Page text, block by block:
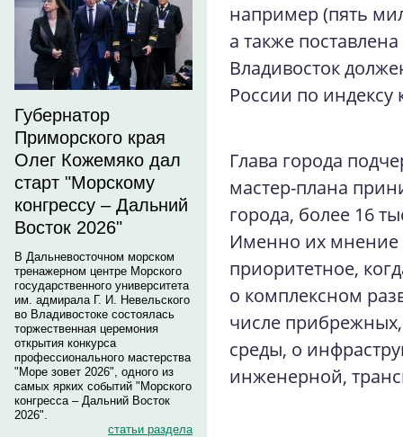
Губернатор
Приморского края
Олег Кожемяко дал
старт "Морскому
конгрессу – Дальний
Восток 2026"
В Дальневосточном морском
тренажерном центре Морского
государственного университета
им. адмирала Г. И. Невельского
во Владивостоке состоялась
торжественная церемония
открытия конкурса
профессионального мастерства
"Море зовет 2026", одного из
самых ярких событий "Морского
конгресса – Дальний Восток
2026".
статьи раздела
например (пять
а также
Владивосток
России по индексу
Глава города
мастер-плана
города, более 16
Именно их мнение
приоритетное,
о комплексном
числе
среды, о
инженерной,